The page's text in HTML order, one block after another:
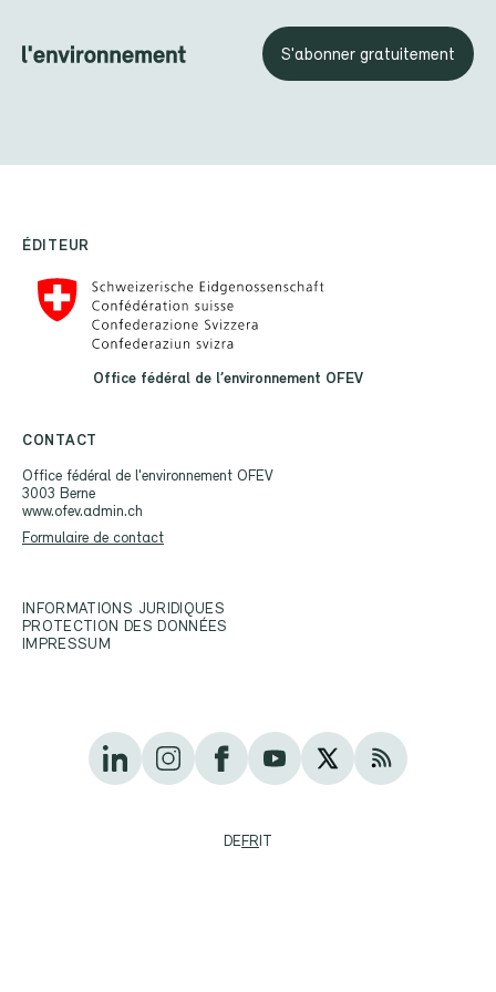
S'abonner gratuitement
ÉDITEUR
Office fédéral de l’environnement OFEV
CONTACT
Office fédéral de l'environnement OFEV
3003 Berne
www.ofev.admin.ch
Formulaire de contact
INFORMATIONS JURIDIQUES
PROTECTION DES DONNÉES
IMPRESSUM
DEFRIT